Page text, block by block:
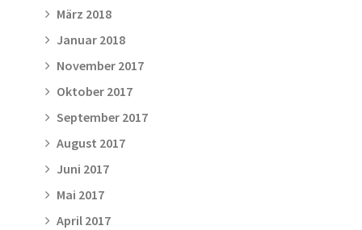
März 2018
Januar 2018
November 2017
Oktober 2017
September 2017
August 2017
Juni 2017
Mai 2017
April 2017